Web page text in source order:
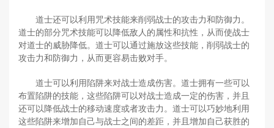
道士还可以利用咒术技能来削弱战士的攻击力和防御力。
道士的部分咒术技能可以降低敌人的属性和抗性，从而使战士
对道士的威胁降低。道士可以通过施放这些技能，削弱战士的
攻击力和防御力，从而更容易击败对手。
道士可以利用陷阱来对战士造成伤害。道士拥有一些可以
布置陷阱的技能，这些陷阱可以对战士造成一定的伤害，并且
还可以降低战士的移动速度或者攻击力。道士可以巧妙地利用
这些陷阱来增加自己与战士之间的差距，并且增加自己获胜的